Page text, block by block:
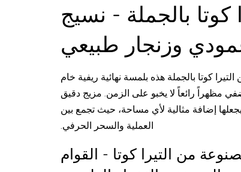
بالجملة - نسيج
وزنجار طبيعي
كوتا بالجملة هذه بلمسة نهائية ريفية خام
مظهراً رائعاً لا يخبو على الزمن. مزيج دقيق
يجعلها إضافة مثالية لأي مساحة، حيث تجمع بين
العملية والسحر الحرفي.
من التيرا كوتا - القوام